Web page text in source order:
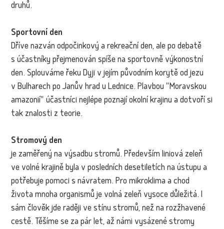
druhů.
Sportovní den
Dříve nazván odpočinkový a rekreační den, ale po debatě
s účastníky přejmenován spíše na sportovně výkonostní
den. Splouváme řeku Dyji v jejím původním korytě od jezu
v Bulharech po Janův hrad u Lednice. Plavbou "Moravskou
amazonií" účastníci nejlépe poznají okolní krajinu a dotvoří si
tak znalosti z teorie.
Stromový den
je zaměřený na výsadbu stromů. Především liniová zeleň
ve volné krajině byla v posledních desetiletích na ústupu a
potřebuje pomoci s návratem. Pro mikroklima a chod
života mnoha organismů je volná zeleň vysoce důležitá. I
sám člověk jde raději ve stínu stromů, než na rozžhavené
cestě. Těšíme se za pár let, až námi vysázené stromy